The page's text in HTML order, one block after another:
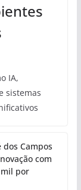
IA,
sistemas
dos Campos
com
por